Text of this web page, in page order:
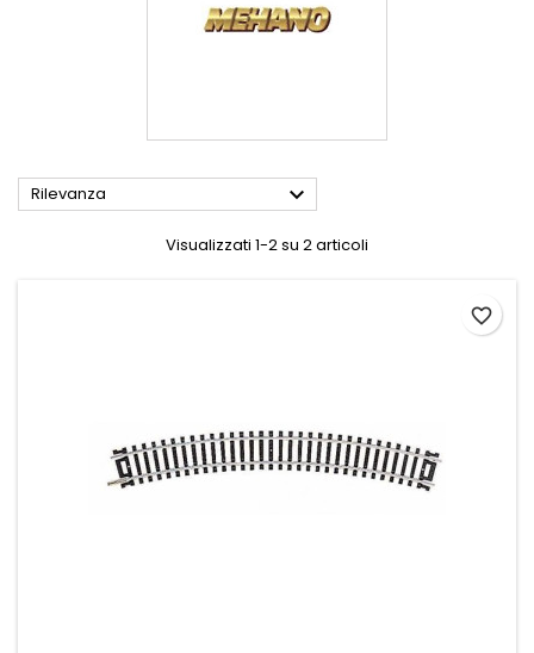
Rilevanza 
Visualizzati 1-2 su 2 articoli
favorite_border